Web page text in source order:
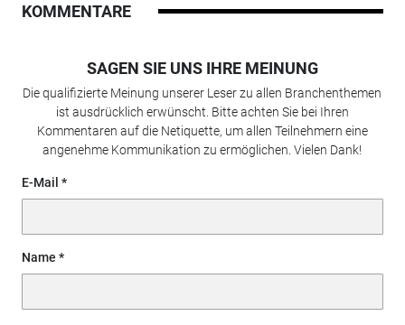
KOMMENTARE
SAGEN SIE UNS IHRE MEINUNG
Die qualifizierte Meinung unserer Leser zu allen Branchenthemen
ist ausdrücklich erwünscht. Bitte achten Sie bei Ihren
Kommentaren auf die Netiquette, um allen Teilnehmern eine
angenehme Kommunikation zu ermöglichen. Vielen Dank!
E-Mail
Name